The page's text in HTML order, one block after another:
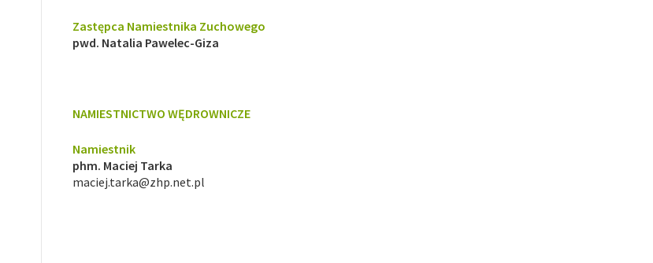
Zastępca Namiestnika Zuchowego
pwd. Natalia Pawelec-Giza
NAMIESTNICTWO WĘDROWNICZE
Namiestnik
phm. Maciej Tarka
maciej.tarka@zhp.net.pl